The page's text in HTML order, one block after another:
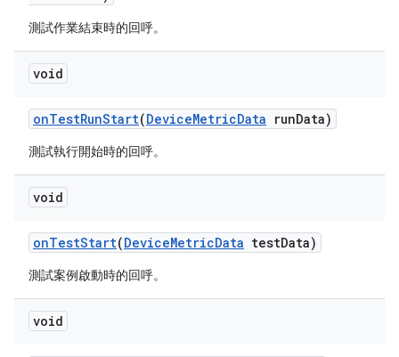
測試作業結束時的回呼。
void
onTestRunStart(DeviceMetricData runData)
測試執行開始時的回呼。
void
onTestStart(DeviceMetricData testData)
測試案例啟動時的回呼。
void